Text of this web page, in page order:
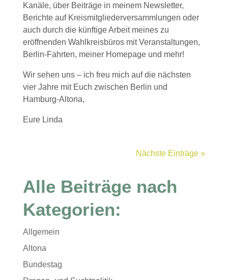
Kanäle, über Beiträge in meinem Newsletter,
Berichte auf Kreismitgliederversammlungen oder
auch durch die künftige Arbeit meines zu
eröffnenden Wahlkreisbüros mit Veranstaltungen,
Berlin-Fahrten, meiner Homepage und mehr!
Wir sehen uns – ich freu mich auf die nächsten
vier Jahre mit Euch zwischen Berlin und
Hamburg-Altona,
Eure Linda
Nächste Einträge »
Alle Beiträge nach
Kategorien:
Allgemein
Altona
Bundestag